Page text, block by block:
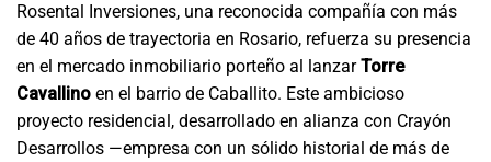
Rosental Inversiones, una reconocida compañía con más
de 40 años de trayectoria en Rosario, refuerza su presencia
en el mercado inmobiliario porteño al lanzarTorre
Cavallino en el barrio de Caballito. Este ambicioso
proyecto residencial, desarrollado en alianza con Crayón
Desarrollos —empresa con un sólido historial de más de